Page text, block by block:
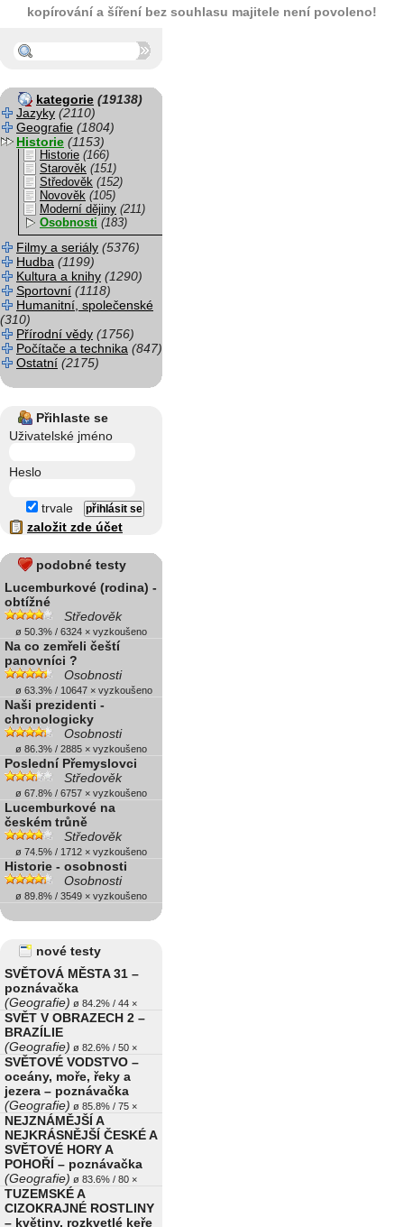
kopírování a šíření bez souhlasu majitele není povoleno!
kategorie (19138)
Jazyky (2110)
Geografie (1804)
Historie (1153)
Historie (166)
Starověk (151)
Středověk (152)
Novověk (105)
Moderní dějiny (211)
Osobnosti (183)
Filmy a seriály (5376)
Hudba (1199)
Kultura a knihy (1290)
Sportovní (1118)
Humanitní, společenské
(310)
Přírodní vědy (1756)
Počítače a technika (847)
Ostatní (2175)
Přihlaste se
Uživatelské jméno
Heslo
trvale
založit zde účet
podobné testy
Lucemburkové (rodina) -
obtížné
Středověk
ø 50.3% / 6324 × vyzkoušeno
Na co zemřeli čeští
panovníci ?
Osobnosti
ø 63.3% / 10647 × vyzkoušeno
Naši prezidenti -
chronologicky
Osobnosti
ø 86.3% / 2885 × vyzkoušeno
Poslední Přemyslovci
Středověk
ø 67.8% / 6757 × vyzkoušeno
Lucemburkové na
českém trůně
Středověk
ø 74.5% / 1712 × vyzkoušeno
Historie - osobnosti
Osobnosti
ø 89.8% / 3549 × vyzkoušeno
nové testy
SVĚTOVÁ MĚSTA 31 –
poznávačka
(Geografie) ø 84.2% / 44 ×
SVĚT V OBRAZECH 2 –
BRAZÍLIE
(Geografie) ø 82.6% / 50 ×
SVĚTOVÉ VODSTVO –
oceány, moře, řeky a
jezera – poznávačka
(Geografie) ø 85.8% / 75 ×
NEJZNÁMĚJŠÍ A
NEJKRÁSNĚJŠÍ ČESKÉ A
SVĚTOVÉ HORY A
POHOŘÍ – poznávačka
(Geografie) ø 83.6% / 80 ×
TUZEMSKÉ A
CIZOKRAJNÉ ROSTLINY
– květiny, rozkvetlé keře